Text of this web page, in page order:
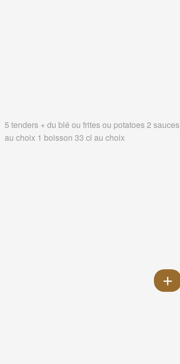
5 tenders + du blé ou frites ou potatoes 2 sauces
au choix 1 boisson 33 cl au choix